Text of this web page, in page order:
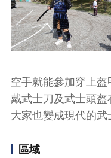
空手就能參加穿上
戴武士刀及武士頭
大家也變成現代的武
區域